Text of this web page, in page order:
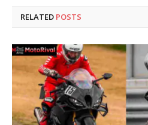
RELATED POSTS